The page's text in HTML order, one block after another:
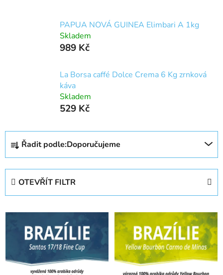
PAPUA NOVÁ GUINEA Elimbari A 1kg
Skladem
989 Kč
La Borsa caffé Dolce Crema 6 Kg zrnková
káva
Skladem
529 Kč
Ř
z
p
d
u
Řadit podle:Doporučujeme
OTEVŘÍT FILTR
V
s